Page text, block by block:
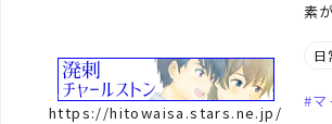
https://hitowaisa.stars.ne.jp/
素
日